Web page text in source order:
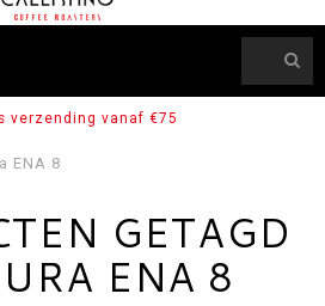
verzending vanaf €75
ENA 8
GETAGD
ENA 8